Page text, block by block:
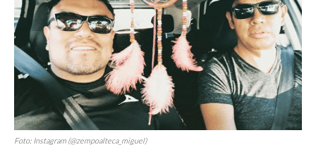
Foto: Instagram (@zempoalteca_miguel)